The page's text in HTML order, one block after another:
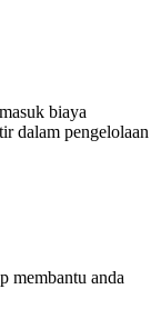
biaya
dalam pengelolaan
membantu anda